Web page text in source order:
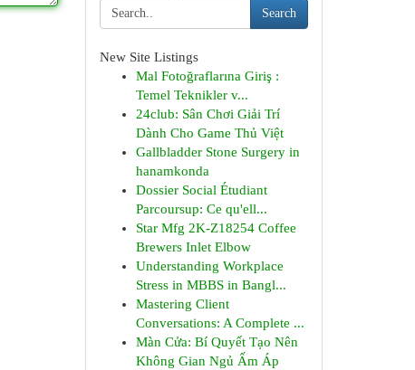
Search
New Site Listings
Mal Fotoğraflarına Giriş :
Temel Teknikler v...
24club: Sân Chơi Giải Trí
Dành Cho Game Thủ Việt
Gallbladder Stone Surgery in
hanamkonda
Dossier Social Étudiant
Parcoursup: Ce qu'ell...
Star Mfg 2K-Z18254 Coffee
Brewers Inlet Elbow
Understanding Workplace
Stress in MBBS in Bangl...
Mastering Client
Conversations: A Complete ...
Màn Cửa: Bí Quyết Tạo Nên
Không Gian Ngủ Ấm Áp